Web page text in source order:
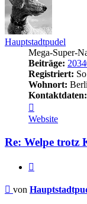
Hauptstadtpudel
Mega-Super-
Beiträge:
Registriert:
Wohnort:
Kontaktdaten:
von
Website
Re: Welpe trotz
Beitrag
von